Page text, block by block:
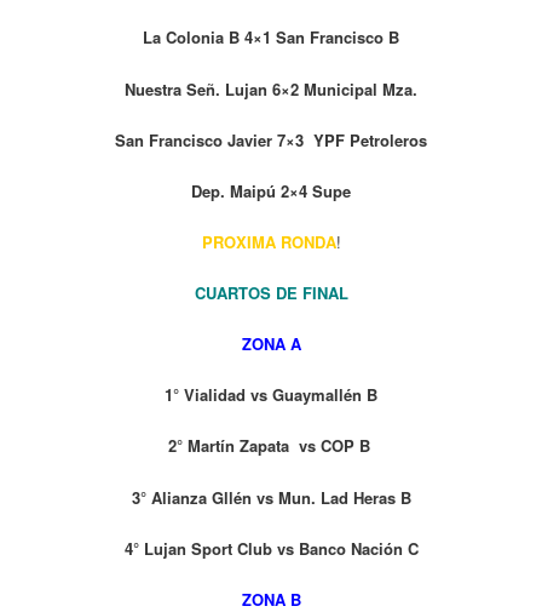
La Colonia B 4×1 San Francisco B
Nuestra Señ. Lujan 6×2 Municipal Mza.
San Francisco Javier 7×3 YPF Petroleros
Dep. Maipú 2×4 Supe
PROXIMA RONDA!
CUARTOS DE FINAL
ZONA A
1° Vialidad vs Guaymallén B
2° Martín Zapata vs COP B
3° Alianza Gllén vs Mun. Lad Heras B
4° Lujan Sport Club vs Banco Nación C
ZONA B